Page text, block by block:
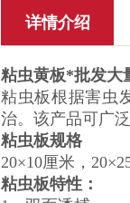
详情介绍
粘虫黄板*批发大
粘虫板根据害虫
治。该产品可广
粘虫板规格
20×10厘米，
粘虫板特性：